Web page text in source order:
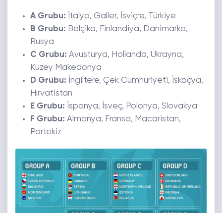
A Grubu: İtalya, Galler, İsviçre, Türkiye
B Grubu: Belçika, Finlandiya, Danimarka,
Rusya
C Grubu: Avusturya, Hollanda, Ukrayna,
Kuzey Makedonya
D Grubu: İngiltere, Çek Cumhuriyeti, İskoçya,
Hırvatistan
E Grubu: İspanya, İsveç, Polonya, Slovakya
F Grubu: Almanya, Fransa, Macaristan,
Portekiz